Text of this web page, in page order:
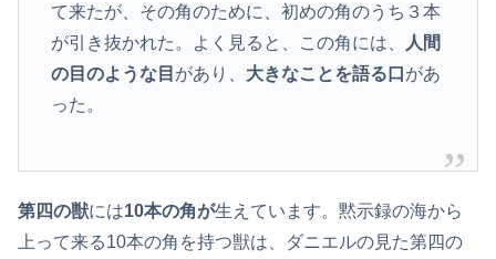
て来たが、その角のために、初めの角のうち３本
が引き抜かれた。よく見ると、この角には、
人間
の目のような目 があり、 大きなことを語る口 があ
った。
第四の獣には10本の角が生えています。黙示録の海から
上って来る10本の角を持つ獣は、ダニエルの見た第四の